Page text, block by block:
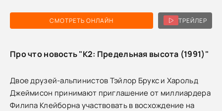
СМОТРЕТЬ ОНЛАЙН ТРЕЙЛЕР
Про что новость "К2: Предельная высота (1991)"
Двое друзей-альпинистов Тэйлор Брукс и Харольд
Джеймисон принимают приглашение от миллиардера
Филипа Клейборна участвовать в восхождение на